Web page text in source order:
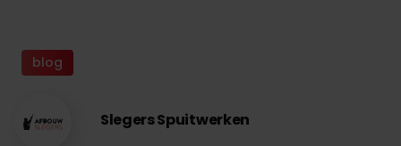
blog
Slegers Spuitwerken